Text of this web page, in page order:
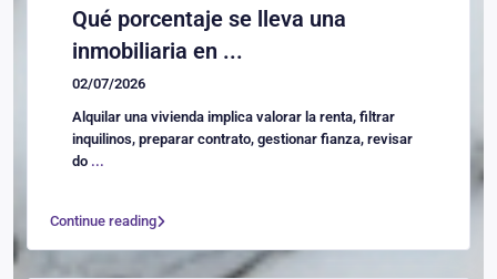
Qué porcentaje se lleva una
inmobiliaria en ...
02/07/2026
Alquilar una vivienda implica valorar la renta, filtrar
inquilinos, preparar contrato, gestionar fianza, revisar
do ...
Continue reading